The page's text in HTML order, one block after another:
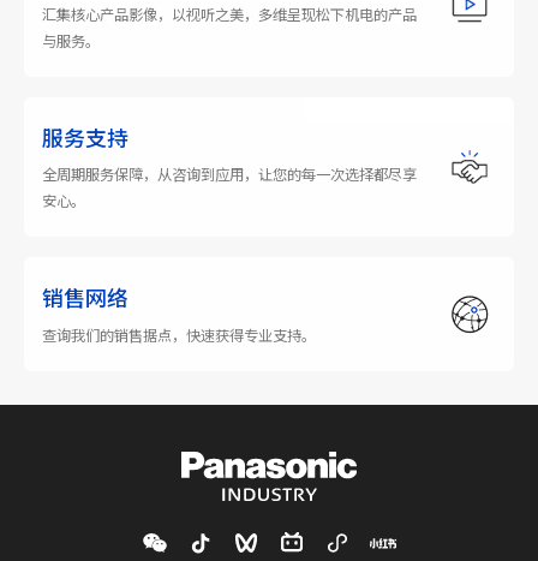
汇集核心产品影像，以视听之美，多维呈现松下机电的产品
与服务。
服务支持
全周期服务保障，从咨询到应用，让您的每一次选择都尽享
安心。
销售网络
查询我们的销售据点，快速获得专业支持。